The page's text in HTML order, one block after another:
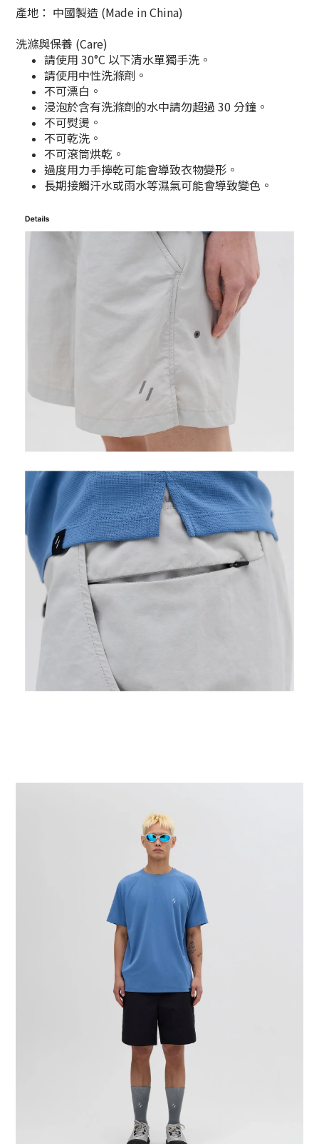
產地： 中國製造 (Made in China)
洗滌與保養 (Care)
請使用 30°C 以下清水單獨手洗 。
請使用中性洗滌劑。
不可漂白。
浸泡於含有洗滌劑的水中請勿超過 30 分鐘 。
不可熨燙。
不可乾洗。
不可滾筒烘乾。
過度用力手擰乾可能會導致衣物變形。
長期接觸汗水或雨水等濕氣可能會導致變色。